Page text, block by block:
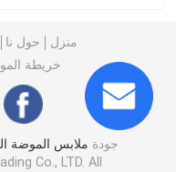
أحذية أطفال مستعملة
ملابس الخريف عارضة
قمصان رجالي موديل
منزل حول نا
خريطة
جودة ملابس الموضة
Co., LTD. All